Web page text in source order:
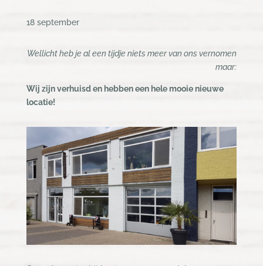
18 september
Wellicht heb je al een tijdje niets meer van ons vernomen
maar:
Wij zijn verhuisd en hebben een hele mooie nieuwe
locatie!